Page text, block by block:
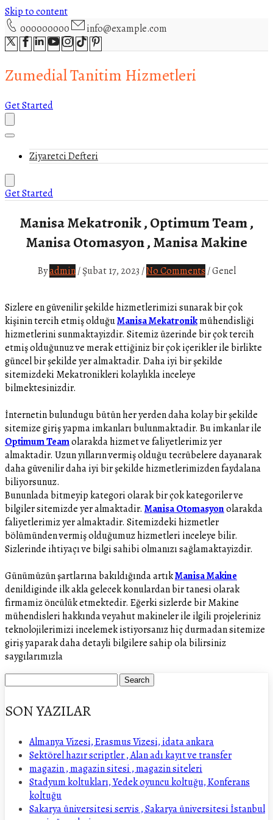
Skip to content
000000000
info@example.com
Zumedial Tanitim Hizmetleri
Get Started
Ziyaretci Defteri
Get Started
Manisa Mekatronik , Optimum Team ,
Manisa Otomasyon , Manisa Makine
Byadmin/Şubat 17, 2023 /No Comments /Genel
Sizlere en güvenilir şekilde hizmetlerimizi sunarak bir çok
kişinin tercih etmiş olduğuManisa Mekatronikmühendisliği
hizmetlerini sunmaktayizdir. Sitemiz üzerinde bir çok tercih
etmiş olduğunuz ve merak ettiğiniz bir çok içerikler ile birlikte
güncel bir şekilde yer almaktadir. Daha iyi bir şekilde
sitemizdeki Mekatronikleri kolaylıkla inceleye
bilmektesinizdir.
İnternetin bulundugu bütün her yerden daha kolay bir şekilde
sitemize giriş yapma imkanları bulunmaktadir. Bu imkanlar ile
Optimum Teamolarakda hizmet ve faliyetlerimiz yer
almaktadir. Uzun yılların vermiş olduğu tecrübelere dayanarak
daha güvenilir daha iyi bir şekilde hizmetlerimizden faydalana
biliyorsunuz.
Bununlada bitmeyip kategori olarak bir çok kategoriler ve
bilgiler sitemizde yer almaktadir. Manisa Otomasyonolarakda
faliyetlerimiz yer almaktadir. Sitemizdeki hizmetler
bölümünden vermiş olduğumuz hizmetleri inceleye bilir.
Sizlerinde ihtiyaçı ve bilgi sahibi olmanızı sağlamaktayizdir.
Günümüzün şartlarına bakıldığında artıkManisa Makine
denildiginde ilk akla gelecek konulardan bir tanesi olarak
firmamiz öncülük etmektedir. Eğerki sizlerde bir Makine
mühendisleri hakkında veyahut makineler ile ilgili projeleriniz
teknolojilerimizi incelemek istiyorsanız hiç durmadan sitemize
giriş yaparak daha detayli bilgilere sahip ola bilirsiniz
saygılarımızla
SON YAZILAR
Almanya Vizesi, Erasmus Vizesi, idata ankara
Sektörel hazır scriptler , Alan adı kayıt ve transfer
magazin , magazin sitesi , magazin siteleri
Stadyum koltukları, Yedek oyuncu koltuğu, Konferans
koltuğu
Sakarya üniversitesi servis , Sakarya üniversitesi İstanbul